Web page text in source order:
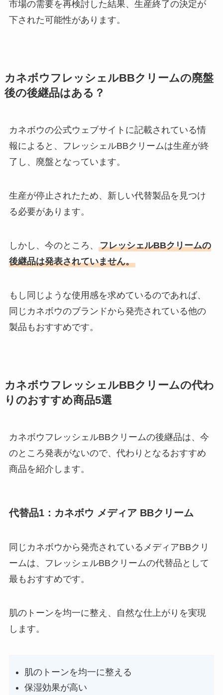
市場の需要を再検討した結果、生産終了の決定が
下された可能性があります。
カネボウフレッシェルBBクリームの廃盤
後の後継品はある？
カネボウの公式ウェブサイトに記載されている情
報によると、フレッシェルBBクリームは生産が終
了し、廃盤となっています。
生産が停止されたため、新しい代替製品を見つけ
る必要があります。
しかし、今のところ、 フレッシェルBBクリームの
後継品は発表されていません。
もし同じような使用感を求めているのであれば、
同じカネボウのブランドから発売されている他の
製品もおすすめです。
カネボウフレッシェルBBクリームの代わ
りのおすすめ商品5選
カネボウフレッシェルBBクリームの後継品は、今
のところ発表がないので、代わりとなるおすすめ
商品を紹介します。
代替品1：カネボウ メディア BBクリーム
同じカネボウから発売されているメディアBBクリ
ームは、フレッシェルBBクリームの代替品として
最もおすすめです。
肌のトーンを均一に整え、自然な仕上がりを実現
します。
肌のトーンを均一に整える
保湿効果が高い